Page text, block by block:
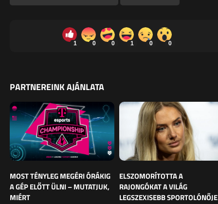
1 0 0 1 0 0
PARTNEREINK AJÁNLATA
MOST TÉNYLEG MEGÉRI ÓRÁKIG
A GÉP ELŐTT ÜLNI – MUTATJUK,
MIÉRT
ELSZOMORÍTOTTA A
RAJONGÓKAT A VILÁG
LEGSZEXISEBB SPORTOLÓNŐJE